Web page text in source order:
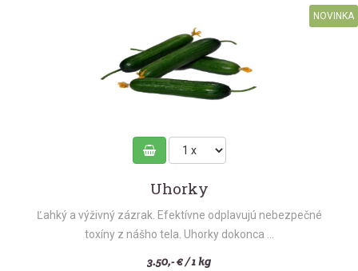
NOVINKA
Uhorky
Ľahký a výživný zázrak. Efektívne odplavujú nebezpečné
toxíny z nášho tela. Uhorky dokonca ...
3.50,- € / 1 kg